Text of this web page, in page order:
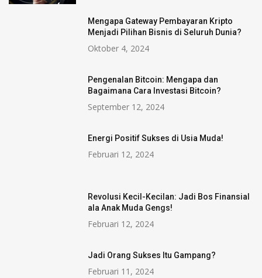
Mengapa Gateway Pembayaran Kripto
Menjadi Pilihan Bisnis di Seluruh Dunia?
Oktober 4, 2024
Pengenalan Bitcoin: Mengapa dan
Bagaimana Cara Investasi Bitcoin?
September 12, 2024
Energi Positif Sukses di Usia Muda!
Februari 12, 2024
Revolusi Kecil-Kecilan: Jadi Bos Finansial
ala Anak Muda Gengs!
Februari 12, 2024
Jadi Orang Sukses Itu Gampang?
Februari 11, 2024